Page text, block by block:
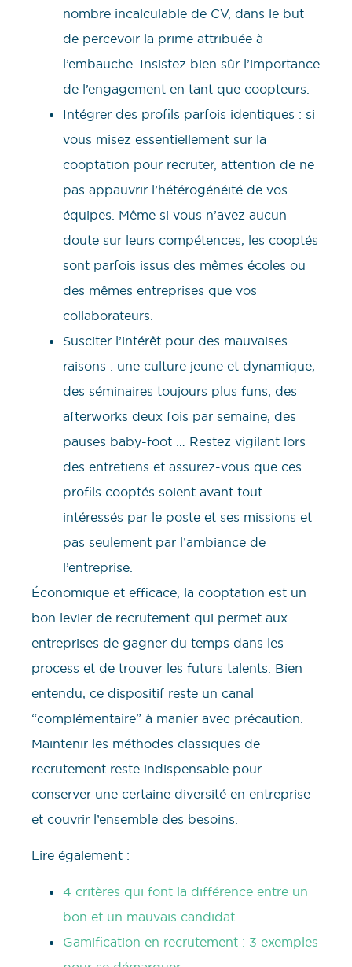
nombre incalculable de CV, dans le but
de percevoir la prime attribuée à
l’embauche. Insistez bien sûr l’importance
de l’engagement en tant que coopteurs.
Intégrer des profils parfois identiques : si
vous misez essentiellement sur la
cooptation pour recruter, attention de ne
pas appauvrir l’hétérogénéité de vos
équipes. Même si vous n’avez aucun
doute sur leurs compétences, les cooptés
sont parfois issus des mêmes écoles ou
des mêmes entreprises que vos
collaborateurs.
Susciter l’intérêt pour des mauvaises
raisons : une culture jeune et dynamique,
des séminaires toujours plus funs, des
afterworks deux fois par semaine, des
pauses baby-foot … Restez vigilant lors
des entretiens et assurez-vous que ces
profils cooptés soient avant tout
intéressés par le poste et ses missions et
pas seulement par l’ambiance de
l’entreprise.
Économique et efficace, la cooptation est un
bon levier de recrutement qui permet aux
entreprises de gagner du temps dans les
process et de trouver les futurs talents. Bien
entendu, ce dispositif reste un canal
“complémentaire” à manier avec précaution.
Maintenir les méthodes classiques de
recrutement reste indispensable pour
conserver une certaine diversité en entreprise
et couvrir l’ensemble des besoins.
Lire également :
4 critères qui font la différence entre un
bon et un mauvais candidat
Gamification en recrutement : 3 exemples